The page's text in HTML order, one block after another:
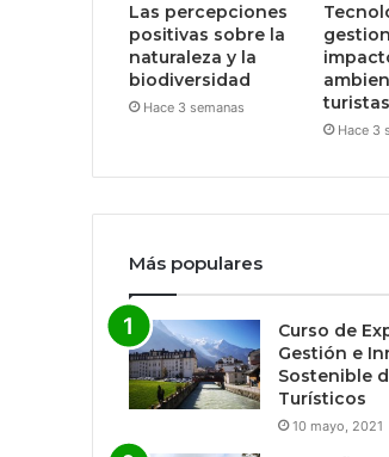
Las percepciones
positivas sobre la
naturaleza y la
biodiversidad
Hace 3 semanas
turistas
Hace 3
Más populares
Curso de
Gestión e
Sostenible
Turísticos
10 mayo, 2021